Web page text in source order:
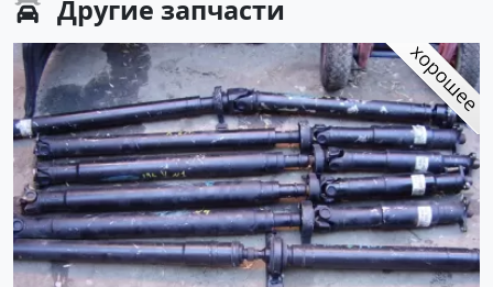
Другие запчасти